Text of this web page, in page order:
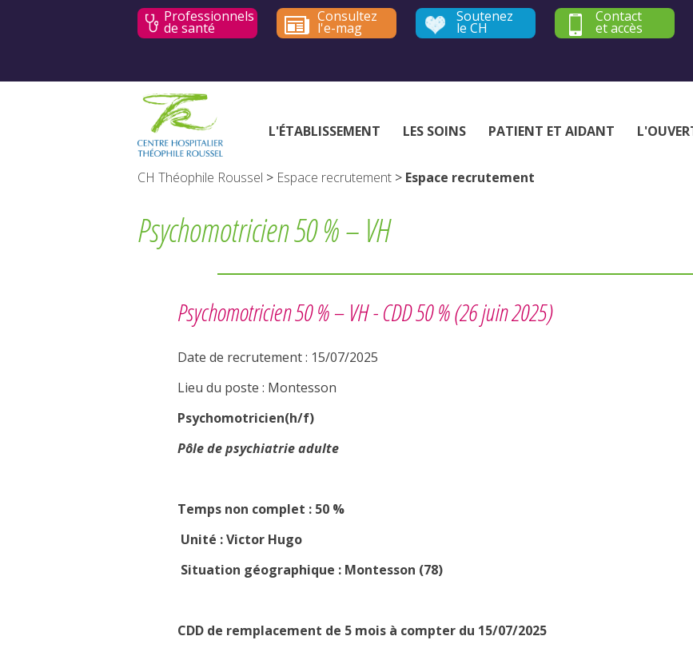
Professionnels
de santé
Consultez
l'e-mag
Soutenez
le CH
Contact
et accès
L'ÉTABLISSEMENT LES SOINS PATIENT ET AIDANT
CH Théophile Roussel > Espace recrutement > Espace recrutement
Psychomotricien 50 % – VH
Psychomotricien 50 % – VH -CDD 50 %(26 juin 2025)
Date de recrutement : 15/07/2025
Lieu du poste : Montesson
Psychomotricien(h/f)
Pôle de psychiatrie adulte
Temps non complet : 50 %
Unité : Victor Hugo
Situation géographique : Montesson (78)
CDD de remplacement de 5 mois à compter du 15/07/2025